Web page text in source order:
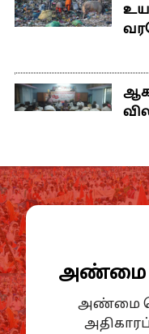
அண்மை
அண்மை